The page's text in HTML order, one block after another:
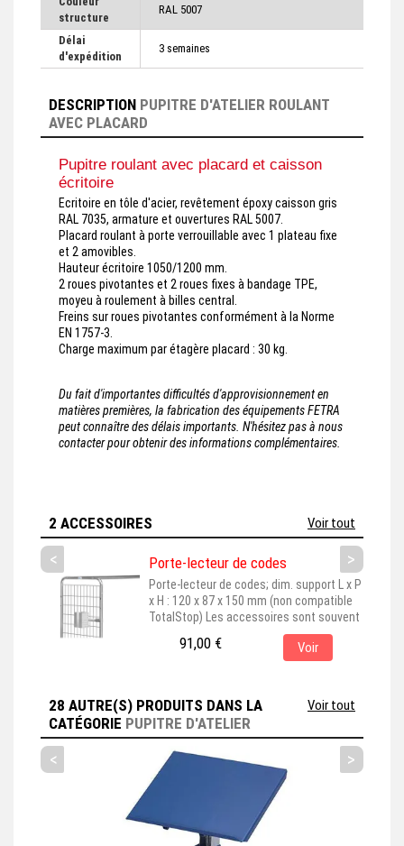
structure
RAL 5007
Délai
d'expédition
3 semaines
DESCRIPTION PUPITRE D'ATELIER ROULANT
AVEC PLACARD
Pupitre roulant avec placard et caisson
écritoire
Ecritoire en tôle d'acier, revêtement époxy caisson gris
RAL 7035, armature et ouvertures RAL 5007.
Placard roulant à porte verrouillable avec 1 plateau fixe
et 2 amovibles.
Hauteur écritoire 1050/1200 mm.
2 roues pivotantes et 2 roues fixes à bandage TPE,
moyeu à roulement à billes central.
Freins sur roues pivotantes conformément à la Norme
EN 1757-3.
Charge maximum par étagère placard : 30 kg.
Du fait d'importantes difficultés d'approvisionnement en
matières premières, la fabrication des équipements FETRA
peut connaître des délais importants. N'hésitez pas à nous
contacter pour obtenir des informations complémentaires.
2 ACCESSOIRES Voir tout
< >
Porte-lecteur de codes
Porte-lecteur de codes; dim. support L x P
x H : 120 x 87 x 150 mm (non compatible
TotalStop) Les accessoires sont souvent
représentés montés sur leur produit de
base, pour une meilleure visualisation. En
choisissant cet accessoire, assurez-vous
que vous avez sélectionné. Cet
accessoire est couramment...
91,00 € Voir
28 AUTRE(S) PRODUITS DANS LA
CATÉGORIE PUPITRE D'ATELIER
Voir tout
< >